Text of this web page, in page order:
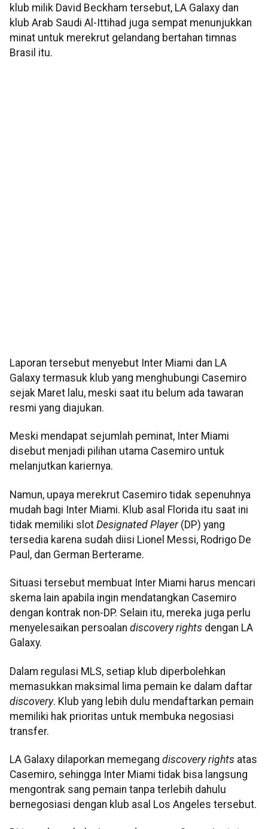
klub milik David Beckham tersebut, LA Galaxy dan
klub Arab Saudi Al-Ittihad juga sempat menunjukkan
minat untuk merekrut gelandang bertahan timnas
Brasil itu.
Laporan tersebut menyebut Inter Miami dan LA
Galaxy termasuk klub yang menghubungi Casemiro
sejak Maret lalu, meski saat itu belum ada tawaran
resmi yang diajukan.
Meski mendapat sejumlah peminat, Inter Miami
disebut menjadi pilihan utama Casemiro untuk
melanjutkan kariernya.
Namun, upaya merekrut Casemiro tidak sepenuhnya
mudah bagi Inter Miami. Klub asal Florida itu saat ini
tidak memiliki slot Designated Player(DP) yang
tersedia karena sudah diisi Lionel Messi, Rodrigo De
Paul, dan German Berterame.
Situasi tersebut membuat Inter Miami harus mencari
skema lain apabila ingin mendatangkan Casemiro
dengan kontrak non-DP. Selain itu, mereka juga perlu
menyelesaikan persoalan discovery rights dengan LA
Galaxy.
Dalam regulasi MLS, setiap klub diperbolehkan
memasukkan maksimal lima pemain ke dalam daftar
discovery. Klub yang lebih dulu mendaftarkan pemain
memiliki hak prioritas untuk membuka negosiasi
transfer.
LA Galaxy dilaporkan memegang discovery rights atas
Casemiro, sehingga Inter Miami tidak bisa langsung
mengontrak sang pemain tanpa terlebih dahulu
bernegosiasi dengan klub asal Los Angeles tersebut.